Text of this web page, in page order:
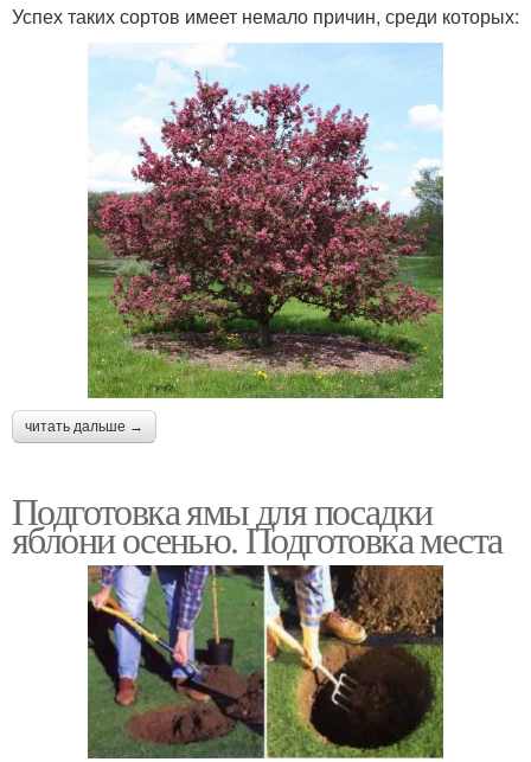
Успех таких сортов имеет немало причин, среди которых:
читать дальше →
Подготовка ямы для посадки
яблони осенью. Подготовка места